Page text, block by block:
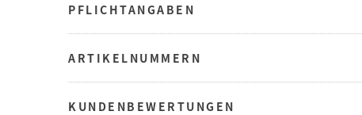
PFLICHTANGABEN
ARTIKELNUMMERN
KUNDENBEWERTUNGEN